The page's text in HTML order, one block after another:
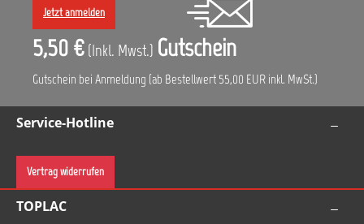
Jetzt anmelden
5,50 € (Inkl. Mwst.) Gutschein
Gutschein bei Anmeldung (ab Bestellwert 55,00 EUR inkl. MwSt.)
Service-Hotline
Vertrag widerrufen
TOPLAC